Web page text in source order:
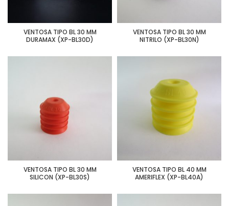
VENTOSA TIPO BL 30 MM
DURAMAX (XP-BL30D)
VENTOSA TIPO BL 30 MM
NITRILO (XP-BL30N)
VENTOSA TIPO BL 30 MM
SILICON (XP-BL30S)
VENTOSA TIPO BL 40 MM
AMERIFLEX (XP-BL40A)